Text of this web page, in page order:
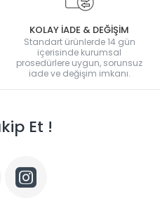
KOLAY İADE & DEĞİŞİM
Standart ürünlerde 14 gün
içerisinde kurumsal
prosedürlere uygun, sorunsuz
iade ve değişim imkanı.
Et !